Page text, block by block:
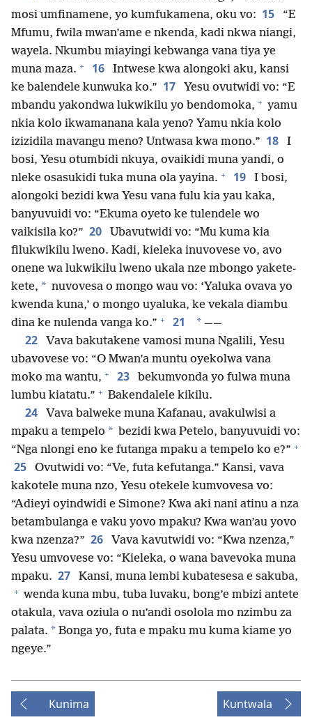
mosi umfinamene, yo kumfukamena, oku vo: 15
“E
Mfumu, fwila mwan’ame e nkenda, kadi nkwa niangi,
wayela. Nkumbu miayingi kebwanga vana tiya ye
muna maza. + 16
Intwese kwa alongoki aku, kansi
ke balendele kunwuka ko.” 17
Yesu ovutwidi vo: “E
mbandu yakondwa lukwikilu yo bendomoka, + yamu
nkia kolo ikwamanana kala yeno? Yamu nkia kolo
izizidila mavangu meno? Untwasa kwa mono.” 18
I
bosi, Yesu otumbidi nkuya, ovaikidi muna yandi, o
nleke osasukidi tuka muna ola yayina. + 19
I bosi,
alongoki bezidi kwa Yesu vana fulu kia yau kaka,
banyuvuidi vo: “Ekuma oyeto ke tulendele wo
vaikisila ko?” 20
Ubavutwidi vo: “Mu kuma kia
filukwikilu lweno. Kadi, kieleka inuvovese vo, avo
onene wa lukwikilu lweno ukala nze mbongo yakete-
kete, * nuvovesa o mongo wau vo: ‘Yaluka ovava yo
kwenda kuna,’ o mongo uyaluka, ke vekala diambu
dina ke nulenda vanga ko.” + 21 * ——
22
Vava bakutakene vamosi muna Ngalili, Yesu
ubavovese vo: “O Mwan’a muntu oyekolwa vana
moko ma wantu, + 23
bekumvonda yo fulwa muna
lumbu kiatatu.” + Bakendalele kikilu.
24
Vava balweke muna Kafanau, avakulwisi a
mpaku a tempelo * bezidi kwa Petelo, banyuvuidi vo:
“Nga nlongi eno ke futanga mpaku a tempelo ko e?” +
25
Ovutwidi vo: “Ve, futa kefutanga.” Kansi, vava
kakotele muna nzo, Yesu otekele kumvovesa vo:
“Adieyi oyindwidi e Simone? Kwa aki nani atinu a nza
betambulanga e vaku yovo mpaku? Kwa wan’au yovo
kwa nzenza?” 26
Vava kavutwidi vo: “Kwa nzenza,”
Yesu umvovese vo: “Kieleka, o wana bavevoka muna
mpaku. 27 Kansi, muna lembi kubatesesa e sakuba,
+ wenda kuna mbu, tuba luvaku, bong’e mbizi antete
otakula, vava oziula o nu’andi osolola mo nzimbu za
palata. * Bonga yo, futa e mpaku mu kuma kiame yo
ngeye.”
Kunima Kuntwala